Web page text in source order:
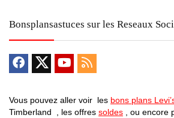
Bonsplansastuces sur les Reseaux
Vous pouvez aller voir les bons plans
Timberland , les offres soldes , ou encore